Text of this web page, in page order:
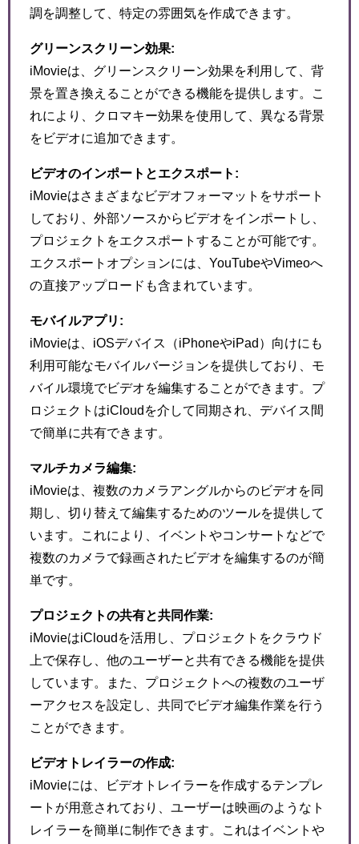
調を調整して、特定の雰囲気を作成できます。
グリーンスクリーン効果:
iMovieは、グリーンスクリーン効果を利用して、背
景を置き換えることができる機能を提供します。こ
れにより、クロマキー効果を使用して、異なる背景
をビデオに追加できます。
ビデオのインポートとエクスポート:
iMovieはさまざまなビデオフォーマットをサポート
しており、外部ソースからビデオをインポートし、
プロジェクトをエクスポートすることが可能です。
エクスポートオプションには、YouTubeやVimeoへ
の直接アップロードも含まれています。
モバイルアプリ:
iMovieは、iOSデバイス（iPhoneやiPad）向けにも
利用可能なモバイルバージョンを提供しており、モ
バイル環境でビデオを編集することができます。プ
ロジェクトはiCloudを介して同期され、デバイス間
で簡単に共有できます。
マルチカメラ編集:
iMovieは、複数のカメラアングルからのビデオを同
期し、切り替えて編集するためのツールを提供して
います。これにより、イベントやコンサートなどで
複数のカメラで録画されたビデオを編集するのが簡
単です。
プロジェクトの共有と共同作業:
iMovieはiCloudを活用し、プロジェクトをクラウド
上で保存し、他のユーザーと共有できる機能を提供
しています。また、プロジェクトへの複数のユーザ
ーアクセスを設定し、共同でビデオ編集作業を行う
ことができます。
ビデオトレイラーの作成:
iMovieには、ビデオトレイラーを作成するテンプレ
ートが用意されており、ユーザーは映画のようなト
レイラーを簡単に制作できます。これはイベントや